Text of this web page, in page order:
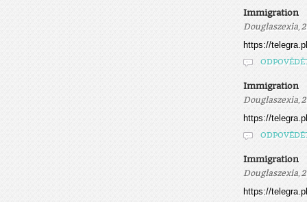
Immigration
Douglaszexia,
https://
Immigration
Douglaszexia,
https://
Immigration
Douglaszexia,
https://